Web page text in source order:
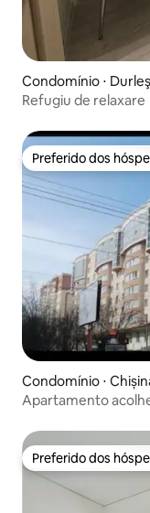
Condomínio ⋅
Refugiu de relaxare
Preferido dos
Preferido dos
Condomínio ⋅
Apartamento
Preferido dos
Preferido dos